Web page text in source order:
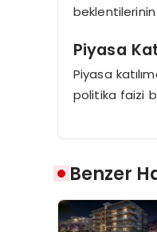
Piyasa
Piyasa
politika faizi
Benzer